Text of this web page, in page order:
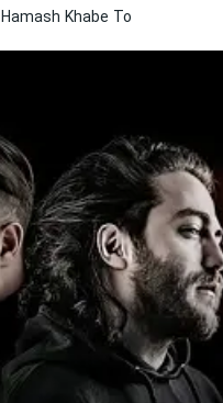
Hamash Khabe To